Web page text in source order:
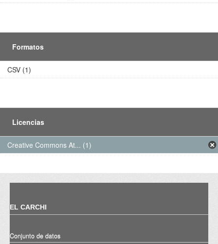
Formatos
CSV (1)
Licencias
Creative Commons At... (1)
EL CARCHI
Conjunto de datos